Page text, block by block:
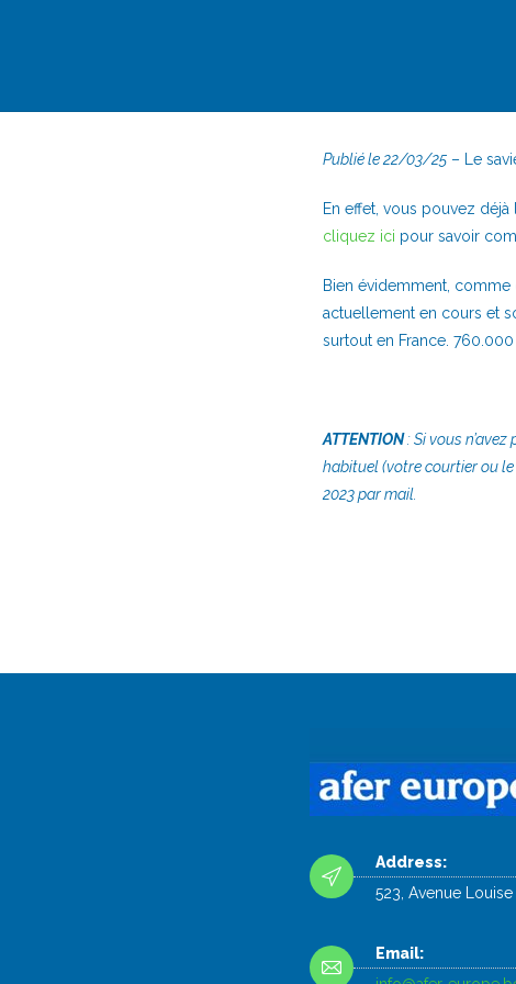
Publié le 22/03/25 – Le
En effet, vous pouvez
cliquez ici pour savoir
Bien évidemment,
actuellement en cours et
surtout en France.
ATTENTION: Si vous
habituel (votre courtier ou
2023 par mail.
Address:
523, Avenue Louise
Email: